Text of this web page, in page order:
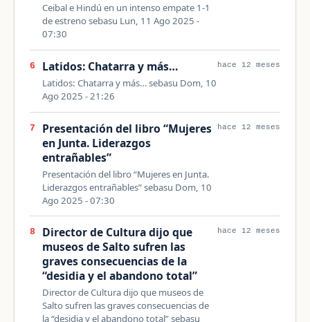
Ceibal e Hindú en un intenso empate 1-1
de estreno sebasu Lun, 11 Ago 2025 -
07:30
6 Latidos: Chatarra y más…
Latidos: Chatarra y más… sebasu Dom, 10
Ago 2025 - 21:26
hace 12 meses
7
Presentación del libro “Mujeres
en Junta. Liderazgos
entrañables”
Presentación del libro “Mujeres en Junta.
Liderazgos entrañables” sebasu Dom, 10
Ago 2025 - 07:30
hace 12 meses
8
Director de Cultura dijo que
museos de Salto sufren las
graves consecuencias de la
“desidia y el abandono total”
Director de Cultura dijo que museos de
Salto sufren las graves consecuencias de
la “desidia y el abandono total” sebasu
hace 12 meses